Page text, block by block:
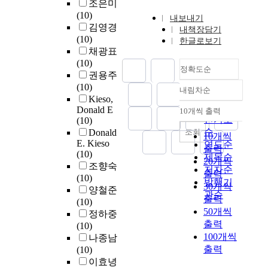
조은미
(10)
김영경
(10)
채광표
(10)
권용주
(10)
Kieso,
Donald E
(10)
Donald
E. Kieso
(10)
조향숙
(10)
양철준
(10)
정하중
(10)
나종남
(10)
이효녕
내보내기
내책장담기
한글로보기
정확도순
정확도
순
인기도
순
연도순
제목순
저자순
발행기
관순
내림차순
내림차순
10개씩 출력
10개씩
출력
20개씩
출력
30개씩
출력
50개씩
출력
100개씩
출력
조회